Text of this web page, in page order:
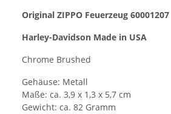
Original ZIPPO Feuerzeug 60001207
Harley-Davidson Made in USA
Chrome Brushed
Gehäuse: Metall
Maße: ca. 3,9 x 1,3 x 5,7 cm
Gewicht: ca. 82 Gramm